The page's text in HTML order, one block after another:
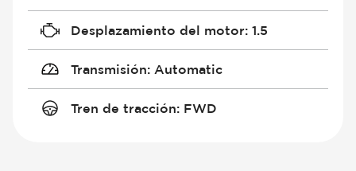
Desplazamiento del motor: 1.5
Transmisión: Automatic
Tren de tracción: FWD